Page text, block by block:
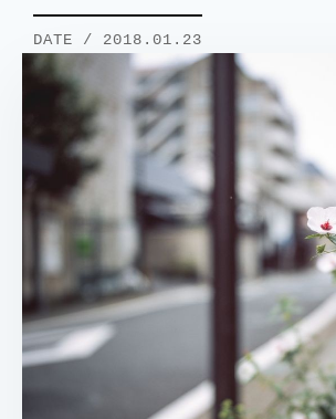
DATE / 2018.01.23